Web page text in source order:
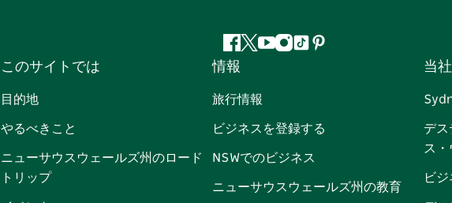
フ
ェ
イ
ブ
ッ
ツ
ッ
ー
ユ
ー
ブ
イ
グ
ラ
テ
ト
ピ
ス
このサイトでは
目的地
やるべきこと
ニューサウスウェールズ州のロード
トリップ
情報
旅行情報
ビジネスを登録する
NSWでのビジネス
ニューサウスウェールズ州の教育
当
デス
ス・
ビ